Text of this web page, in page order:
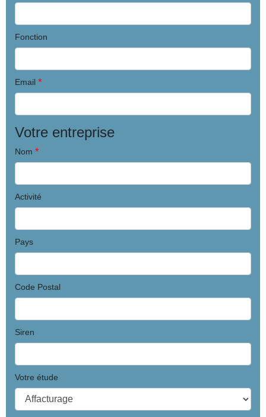
Fonction
Email *
Votre entreprise
Nom *
Activité
Pays
Code Postal
Siren
Votre étude